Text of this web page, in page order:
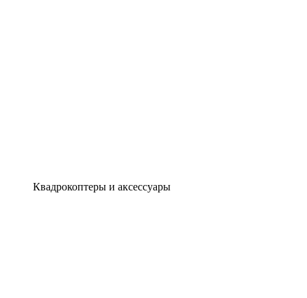
Квадрокоптеры и аксессуары